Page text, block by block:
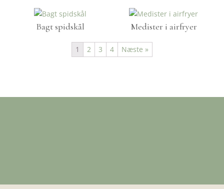
Bagt spidskål Medister i airfryer
1 2 3 4 Næste »